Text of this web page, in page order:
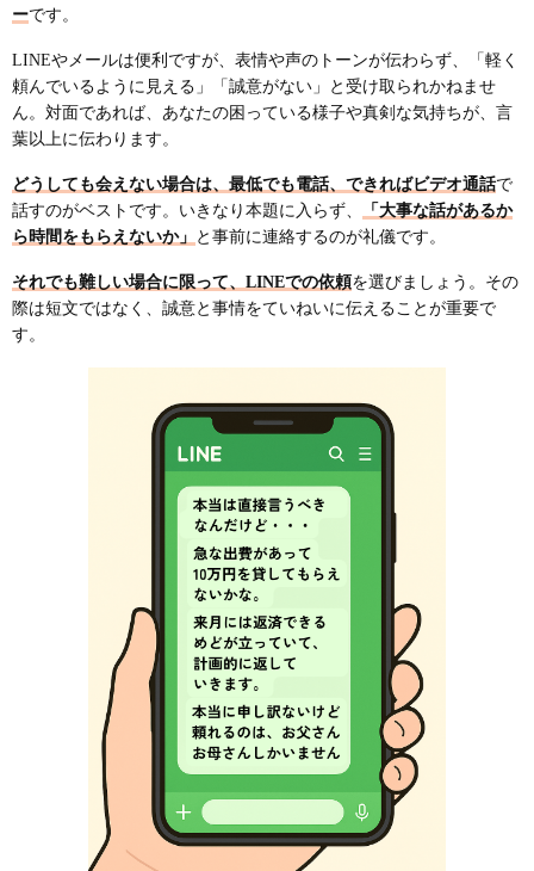
ーです。
LINEやメールは便利ですが、表情や声のトーンが伝わらず、「軽く
頼んでいるように見える」「誠意がない」と受け取られかねませ
ん。対面であれば、あなたの困っている様子や真剣な気持ちが、言
葉以上に伝わります。
どうしても会えない場合は、最低でも電話、できればビデオ通話で
話すのがベストです。いきなり本題に入らず、
「大事な話があるか
ら時間をもらえないか」 と事前に連絡するのが礼儀です。
それでも難しい場合に限って、LINEでの依頼を選びましょう。その
際は短文ではなく、誠意と事情をていねいに伝えることが重要で
す。